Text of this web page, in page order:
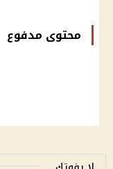
محتوى مدفوع